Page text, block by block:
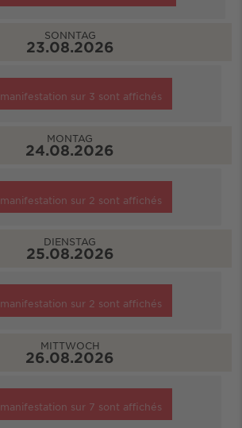
SONNTAG
23.08.2026
manifestation sur 3 sont affichés
MONTAG
24.08.2026
manifestation sur 2 sont affichés
DIENSTAG
25.08.2026
manifestation sur 2 sont affichés
MITTWOCH
26.08.2026
manifestation sur 7 sont affichés